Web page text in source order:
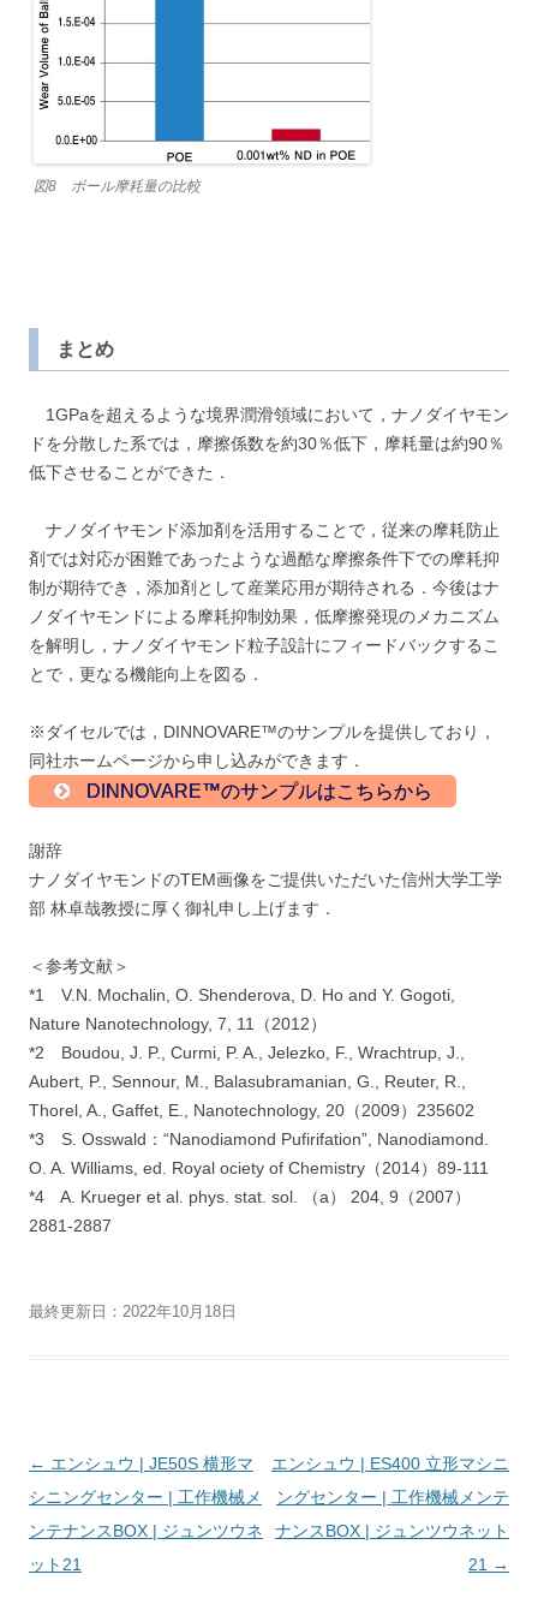
図8 ボール摩耗量の比較
まとめ
1GPaを超えるような境界潤滑領域において，ナノダイヤモン
ドを分散した系では，摩擦係数を約30％低下，摩耗量は約90％
低下させることができた．
ナノダイヤモンド添加剤を活用することで，従来の摩耗防止
剤では対応が困難であったような過酷な摩擦条件下での摩耗抑
制が期待でき，添加剤として産業応用が期待される．今後はナ
ノダイヤモンドによる摩耗抑制効果，低摩擦発現のメカニズム
を解明し，ナノダイヤモンド粒子設計にフィードバックするこ
とで，更なる機能向上を図る．
※ダイセルでは，DINNOVARE™のサンプルを提供しており，
同社ホームページから申し込みができます．
DINNOVARE™のサンプルはこちらから
謝辞
ナノダイヤモンドのTEM画像をご提供いただいた信州大学工学
部 林卓哉教授に厚く御礼申し上げます．
＜参考文献＞
*1 V.N. Mochalin, O. Shenderova, D. Ho and Y. Gogoti,
Nature Nanotechnology, 7, 11（2012）
*2 Boudou, J. P., Curmi, P. A., Jelezko, F., Wrachtrup, J.,
Aubert, P., Sennour, M., Balasubramanian, G., Reuter, R.,
Thorel, A., Gaffet, E., Nanotechnology, 20（2009）235602
*3 S. Osswald：“Nanodiamond Pufirifation”, Nanodiamond.
O. A. Williams, ed. Royal ociety of Chemistry（2014）89-111
*4 A. Krueger et al. phys. stat. sol. （a） 204, 9（2007）
2881-2887
最終更新日：2022年10月18日
投
稿
ナ
ビ
← エンシュウ | JE50S 横形マ
シニングセンター | 工作機械メ
ンテナンスBOX | ジュンツウネ
ット21
エンシュウ | ES400 立形マシニ
ングセンター | 工作機械メンテ
ナンスBOX | ジュンツウネット
21 →